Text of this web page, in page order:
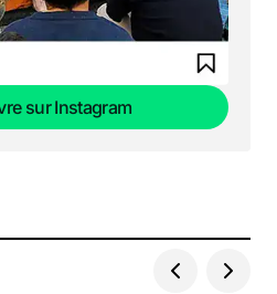
sur Instagram